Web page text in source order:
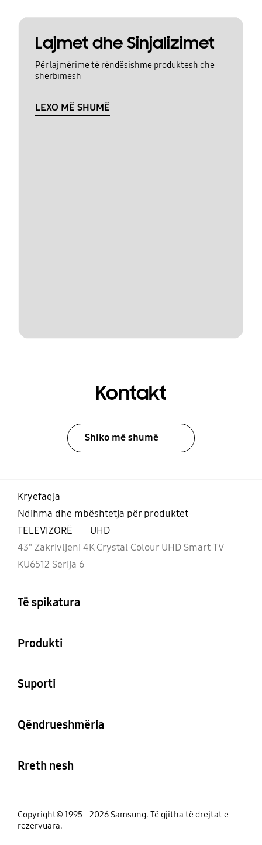
Lajmet dhe Sinjalizimet
Për lajmërime të rëndësishme produktesh dhe
shërbimesh
LEXO MË SHUMË
Kontakt
Shiko më shumë
Kryefaqja
Ndihma dhe mbështetja për produktet
TELEVIZORË
UHD
43" Zakrivljeni 4K Crystal Colour UHD Smart TV
KU6512 Serija 6
Të spikatura
Produkti
Suporti
Qëndrueshmëria
Rreth nesh
Copyright© 1995 - 2026 Samsung. Të gjitha të drejtat e
rezervuara.